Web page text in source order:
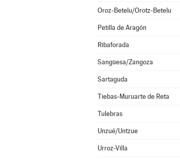
Oroz-Betelu/Orotz-Betelu
Petilla de Aragón
Ribaforada
Sangüesa/Zangoza
Sartaguda
Tiebas-Muruarte de Reta
Tulebras
Unzué/Untzue
Urroz-Villa